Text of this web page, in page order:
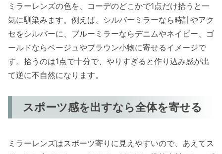
ミラーレンズの色を、コーデのどこかで1点だけ拾うと一
気に馴染みます。例えば、シルバーミラーなら時計やアク
セをシルバーに、ブルーミラーならデニムやネイビー、ゴ
ールドならベージュやブラウン小物に寄せるイメージで
す。拾うのは1点で十分で、やりすぎると作り込み感が出
て逆に不自然になります。
スポーツ感を出すなら全体を寄せる
ミラーレンズはスポーツ寄りに見えやすいので、あえてス